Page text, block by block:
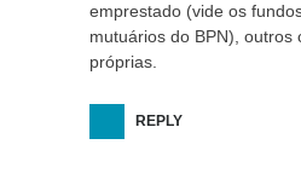
emprestado (vide os
mutuários do BPN), outros
próprias.
REPLY